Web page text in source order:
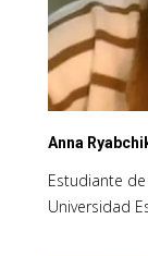
Anna
Estudiante
Universidad